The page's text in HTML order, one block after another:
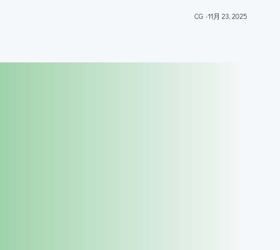
CG -11月 23, 2025